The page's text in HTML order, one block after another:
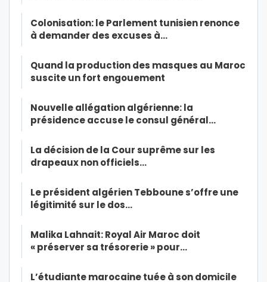
Colonisation: le Parlement tunisien renonce
à demander des excuses à…
Quand la production des masques au Maroc
suscite un fort engouement
Nouvelle allégation algérienne: la
présidence accuse le consul général…
La décision de la Cour suprême sur les
drapeaux non officiels…
Le président algérien Tebboune s’offre une
légitimité sur le dos…
Malika Lahnait: Royal Air Maroc doit
« préserver sa trésorerie » pour…
L’étudiante marocaine tuée à son domicile